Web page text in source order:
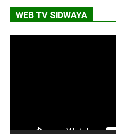
WEB TV SIDWAYA